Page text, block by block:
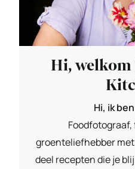
Hi,
Hi, ik
groenteliefhebber
deel recepten die je